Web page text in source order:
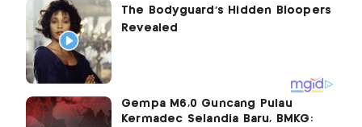
Gempa M6,0 Guncang Pulau
Kermadec Selandia Baru, BMKG: